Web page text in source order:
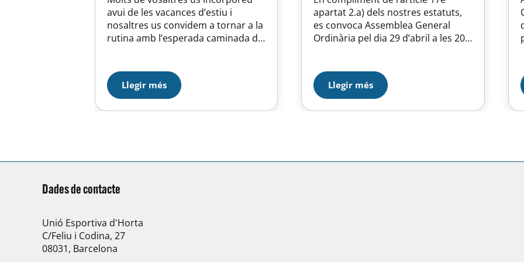
avui de les vacances d’estiu i
nosaltres us convidem a tornar a la
rutina amb l’esperada caminada de
sisena edició! Es tracta d’una
activitat solidària que organitzen
l’Àrea Social de la Unió Esportiva
d’Horta i la UEC Horta….
Llegir més
apartat 2.a) dels nostres estatuts,
es convoca Assemblea General
Ordinària pel dia 29 d’abril a les 20
Codina, 20 ORDRE DEL DIA
Llegir més
Dades de contacte
Unió Esportiva d'Horta
C/Feliu i Codina, 27
08031, Barcelona